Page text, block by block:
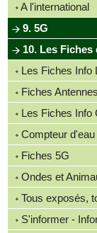
A l'international
9. 5G
10. Les Fiches
Les Fiches Info
Fiches
Les Fiches Info
Compteur d'eau
Fiches 5G
Ondes et
Tous exposés,
S'informer -